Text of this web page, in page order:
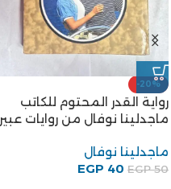
-20%
رواية القدر المحتوم للكاتب
ماجدلينا نوفال من روايات عبير
ماجدلينا نوفال
EGP50
EGP 40